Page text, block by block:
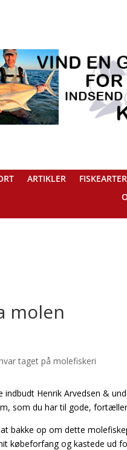
ARTIKLER FISKEARTER
molen
indbudt Henrik Arvedsen &
som du har til gode, fortæller
bakke op om dette
købeforfang og kastede ud